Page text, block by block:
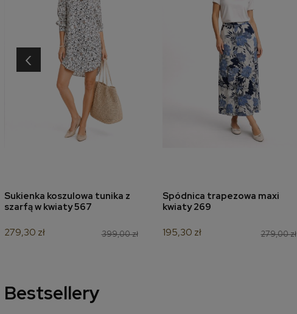
dodaj do koszyka
Sukienka koszulowa tunika z
szarfą w kwiaty 567
399,00 zł
279,30 zł
dodaj do koszyka
Spódnica trapezowa maxi
kwiaty 269
279,00 zł
195,30 zł
‹
Bestsellery